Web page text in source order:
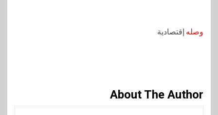
وصله إقتصادية
About The Author